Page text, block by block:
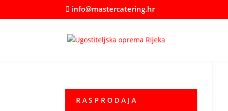
info@mastercatering.hr
R A S P R O D A J A